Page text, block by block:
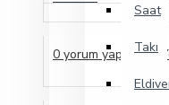
Saat
Takı
0 yorum yapılmış. |